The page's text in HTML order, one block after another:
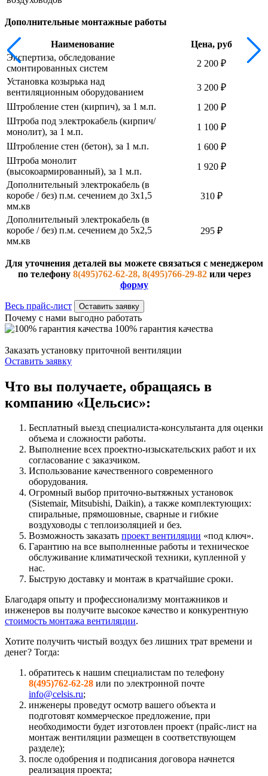
Дополнительные монтажные работы
Наименование
Цена, руб
Экспертиза, обследование
смонтированных систем
2 200 ₽
Установка козырька над
вентиляционным оборудованием
3 200 ₽
Штробление стен (кирпич), за 1 м.п.
1 200 ₽
Штроба под электрокабель (кирпич/
монолит), за 1 м.п.
1 100 ₽
Штробление стен (бетон), за 1 м.п.
1 600 ₽
Штроба монолит
(высокоармированный), за 1 м.п.
1 920 ₽
Дополнительный электрокабель (в
коробе / без) п.м. сечением до 3х1,5
мм.кв
310 ₽
Дополнительный электрокабель (в
коробе / без) п.м. сечением до 5х2,5
мм.кв
295 ₽
Для уточнения деталей вы можете связаться с менеджером
по телефону 8(495)762-62-28, 8(495)766-29-82или через
форму
Весь прайс-лист Оставить заявку
Почему с нами выгодно работать
100% гарантия качества
Заказать установку приточной вентиляции
Оставить заявку
Что вы получаете, обращаясь в
компанию «Цельсис»:
Бесплатный выезд специалиста-консультанта для оценки
объема и сложности работы.
Выполнение всех проектно-изыскательских работ и их
согласование с заказчиком.
Использование качественного современного
оборудования.
Огромный выбор приточно-вытяжных установок
(Sistemair, Mitsubishi, Daikin), а также комплектующих:
спиральные, прямошовные, сварные и гибкие
воздуховоды с теплоизоляцией и без.
Возможность заказать проект вентиляции «под ключ».
Гарантию на все выполненные работы и техническое
обслуживание климатической техники, купленной у
нас.
Быструю доставку и монтаж в кратчайшие сроки.
Благодаря опыту и профессионализму монтажников и
инженеров вы получите высокое качество и конкурентную
стоимость монтажа вентиляции.
Хотите получить чистый воздух без лишних трат времени и
денег? Тогда:
обратитесь к нашим специалистам по телефону
8(495)762-62-28 или по электронной почте
info@celsis.ru;
инженеры проведут осмотр вашего объекта и
подготовят коммерческое предложение, при
необходимости будет изготовлен проект (прайс-лист на
монтаж вентиляции размещен в соответствующем
разделе);
после одобрения и подписания договора начнется
реализация проекта;